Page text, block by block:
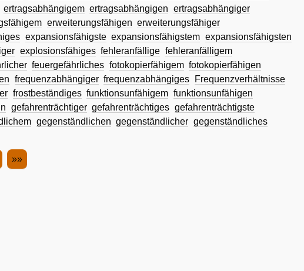
ertragsabhängigem ertragsabhängigen ertragsabhängiger
erweiterungsfähigen erweiterungsfähiger
expansionsfähigste expansionsfähigstem expansionsfähigsten
explosionsfähiges fehleranfällige fehleranfälligem
feuergefährliches fotokopierfähigem fotokopierfähigen
frequenzabhängiger frequenzabhängiges
Frequenzverhältnisse
frostbeständiges funktionsunfähigem funktionsunfähigen
gefahrenträchtiger gefahrenträchtiges gefahrenträchtigste
gegenständlichen gegenständlicher gegenständliches
»»